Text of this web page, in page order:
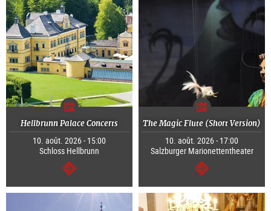
Hellbrunn Palace Concerts
10. août. 2026 - 15:00
Schloss Hellbrunn
Continuer
The Magic Flute (Short Version)
10. août. 2026 - 17:00
Salzburger Marionettentheater
Continuer